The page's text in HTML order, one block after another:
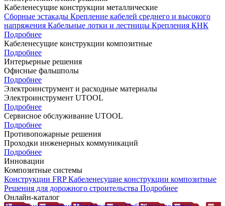
Кабеленесущие конструкции металлические
Сборные эстакады Крепление кабелей среднего и высокого
напряжения Кабельные лотки и лестницы Крепления КНК
Подробнее
Кабеленесущие конструкции композитные
Подробнее
Интерьерные решения
Офисные фальшполы
Подробнее
Электроинструмент и расходные материалы
Электроинструмент UTOOL
Подробнее
Сервисное обслуживание UTOOL
Подробнее
Противопожарные решения
Проходки инженерных коммуникаций
Подробнее
Инновации
Композитные системы
Конструкции FRPКабеленесущие конструкции композитные
Решения для дорожного строительства Подробнее
Онлайн-каталог